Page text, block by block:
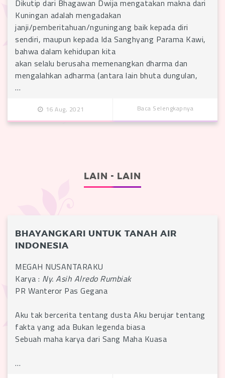
Dikutip dari Bhagawan Dwija mengatakan makna dari
Kuningan adalah mengadakan
janji/pemberitahuan/nguningang baik kepada diri
sendiri, maupun kepada Ida Sanghyang Parama Kawi,
bahwa dalam kehidupan kita
akan selalu berusaha memenangkan dharma dan
mengalahkan adharma (antara lain bhuta dungulan,
…
16 Aug, 2021 Baca Selengkapnya
LAIN - LAIN
BHAYANGKARI UNTUK TANAH AIR
INDONESIA
MEGAH NUSANTARAKU
Karya : Ny. Asih Alredo Rumbiak
PR Wanteror Pas Gegana
Aku tak bercerita tentang dusta Aku berujar tentang
fakta yang ada Bukan legenda biasa
Sebuah maha karya dari Sang Maha Kuasa
…